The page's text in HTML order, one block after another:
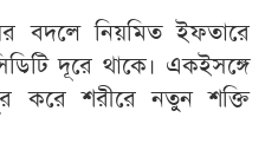
বদলে নিয়মিত ইফতারে
দূরে থাকে। একইসঙ্গে
করে শরীরে নতুন শক্তি